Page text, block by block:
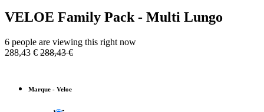
VELOE Family Pack - Multi Lungo
6 people are viewing this right now
288,43 € 288,43€
Marque - Veloe